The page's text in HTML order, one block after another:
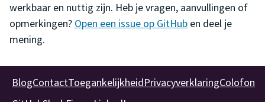
werkbaar en nuttig zijn. Heb je vragen, aanvullingen of
opmerkingen? Open een issue op GitHub en deel je
mening.
BlogContactToegankelijkheidPrivacyverklaringColofon